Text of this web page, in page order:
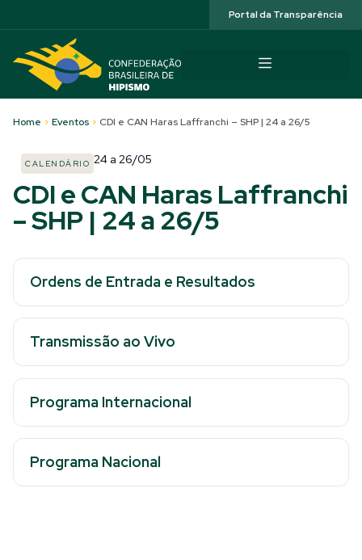
Portal da Transparência
Home > Eventos > CDI e CAN Haras Laffranchi – SHP | 24 a 26/5
CALENDÁRIO 24 a 26/05
CDI e CAN Haras Laffranchi
– SHP | 24 a 26/5
Ordens de Entrada e Resultados
Transmissão ao Vivo
Programa Internacional
Programa Nacional